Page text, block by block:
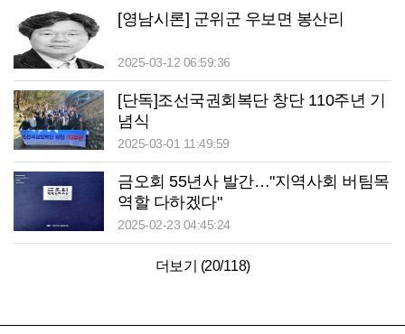
[영남시론] 군위군 우보면 봉산리
2025-03-12 06:59:36
[단독]조선국권회복단 창단 110주년 기
념식
2025-03-01 11:49:59
금오회 55년사 발간…"지역사회 버팀목
역할 다하겠다"
2025-02-23 04:45:24
더보기 (20/118)